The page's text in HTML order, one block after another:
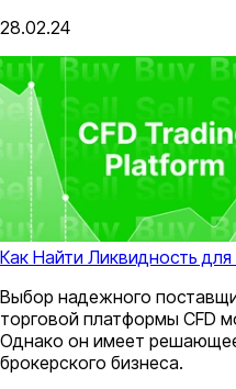
28.02.24
Как Найти Ликвидность
Выбор надежного
торговой платформы CFD
Однако он имеет
брокерского бизнеса.